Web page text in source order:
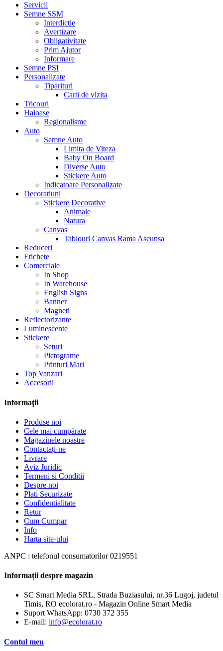
Servicii
Semne SSM
Interdictie
Avertizare
Obligativitate
Prim Ajutor
Informare
Semne PSI
Personalizate
Tiparituri
Carti de vizita
Tricouri
Haioase
Regionalisme
Auto
Semne Auto
Limita de Viteza
Baby On Board
Diverse Auto
Stickere Auto
Indicatoare Personalizate
Decoratiuni
Stickere Decorative
Animale
Natura
Canvas
Tablouri Canvas Rama Ascunsa
Reduceri
Etichete
Comerciale
In Shop
In Warehouse
English Signs
Banner
Magneti
Reflectorizante
Luminescente
Stickere
Seturi
Pictograme
Printuri Mari
Top Vanzari
Accesorii
Informaţii
Produse noi
Cele mai cumpărate
Magazinele noastre
Contactați-ne
Livrare
Aviz Juridic
Termeni si Conditii
Despre noi
Plati Securizate
Confidentialitate
Retur
Cum Cumpar
Info
Harta site-ului
ANPC : telefonul consumatorilor 0219551
Informații despre magazin
SC Smart Media SRL, Strada Buziasului, nr.36 Lugoj, judetul
Timis, RO ecolorat.ro - Magazin Online Smart Media
Suport WhatsApp: 0730 372 355
E-mail: info@ecolorat.ro
Contul meu